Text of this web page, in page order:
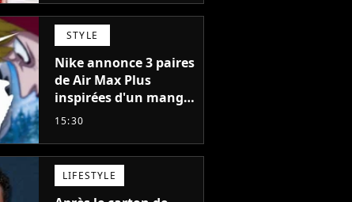
décision n’a pas été
facile"
STYLE
Nike annonce 3 paires
de Air Max Plus
inspirées d'un manga
culte de 1190
tomes
15:30
LIFESTYLE